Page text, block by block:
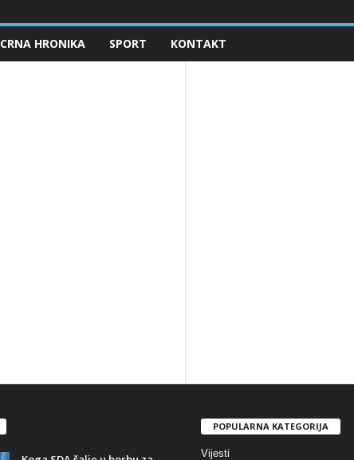
CRNA HRONIKA SPORT KONTAKT
POPULARNA KATEGORIJA
Vijesti